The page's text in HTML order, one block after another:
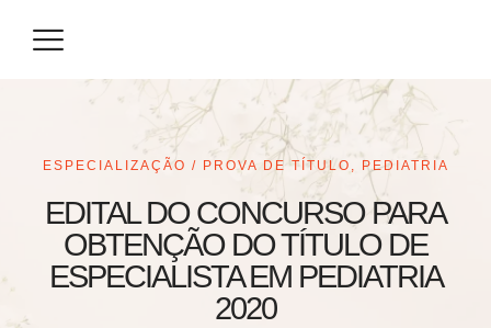
ESPECIALIZAÇÃO / PROVA DE TÍTULO , PEDIATRIA
EDITAL DO CONCURSO PARA
OBTENÇÃO DO TÍTULO DE
ESPECIALISTA EM PEDIATRIA
2020